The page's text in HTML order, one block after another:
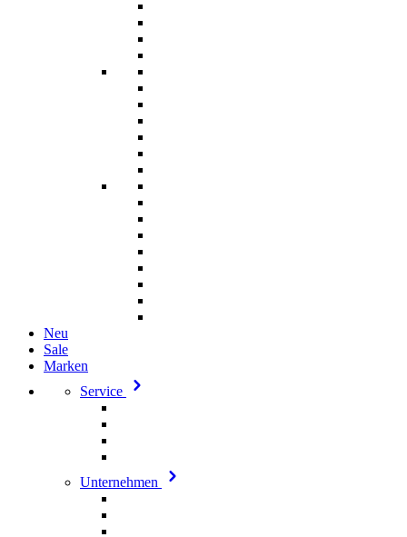
Neu
Sale
Marken
Service
Unternehmen